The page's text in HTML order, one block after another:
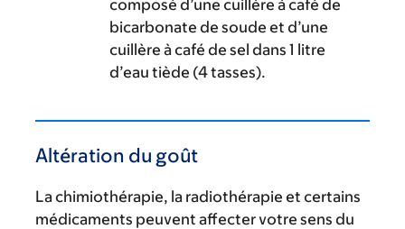
composé d’une cuillère à café de
bicarbonate de soude et d’une
cuillère à café de sel dans 1 litre
d’eau tiède (4 tasses).
Altération du goût
La chimiothérapie, la radiothérapie et certains
médicaments peuvent affecter votre sens du